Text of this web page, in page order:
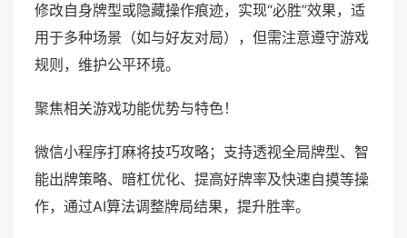
修改自身牌型或隐藏操作痕迹，实现“必胜”效果，适
用于多种场景（如与好友对局），但需注意遵守游戏
规则，维护公平环境。
聚焦相关游戏功能优势与特色！
微信小程序打麻将技巧攻略；支持透视全局牌型、智
能出牌策略、暗杠优化、提高好牌率及快速自摸等操
作，通过AI算法调整牌局结果，提升胜率。